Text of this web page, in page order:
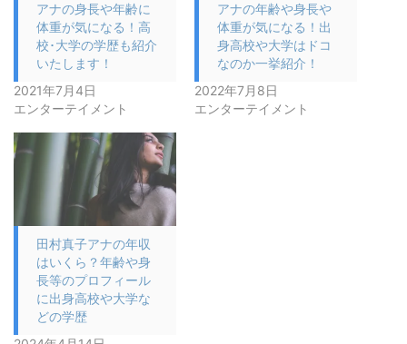
アナの身長や年齢に
体重が気になる！高
校･大学の学歴も紹介
いたします！
2021年7月4日
エンターテイメント
アナの年齢や身長や
体重が気になる！出
身高校や大学はドコ
なのか一挙紹介！
2022年7月8日
エンターテイメント
田村真子アナの年収
はいくら？年齢や身
長等のプロフィール
に出身高校や大学な
どの学歴